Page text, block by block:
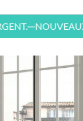
—NOUVEAUX